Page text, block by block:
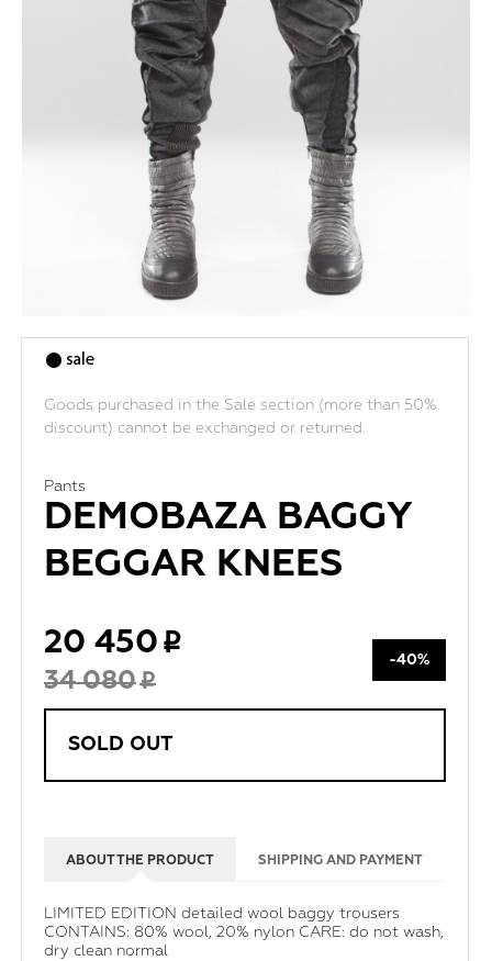
Goods purchased in the Sale section (more than 50%
discount) cannot be exchanged or returned.
Pants
DEMOBAZA BAGGY
BEGGAR KNEES
20 450
34 080
-40%
SOLD OUT
ABOUT THE PRODUCT SHIPPING AND PAYMENT
LIMITED EDITION detailed wool baggy trousers
CONTAINS: 80% wool, 20% nylon CARE: do not wash,
dry clean normal